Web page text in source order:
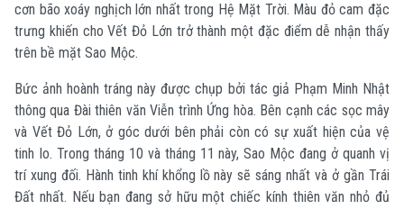
cơn bão xoáy nghịch lớn nhất trong Hệ Mặt Trời. Màu đỏ cam đặc
trưng khiến cho Vết Đỏ Lớn trở thành một đặc điểm dễ nhận thấy
trên bề mặt Sao Mộc.
Bức ảnh hoành tráng này được chụp bởi tác giả Phạm Minh Nhật
thông qua Đài thiên văn Viễn trình Ứng hòa. Bên cạnh các sọc mây
và Vết Đỏ Lớn, ở góc dưới bên phải còn có sự xuất hiện của vệ
tinh Io. Trong tháng 10 và tháng 11 này, Sao Mộc đang ở quanh vị
trí xung đối. Hành tinh khí khổng lồ này sẽ sáng nhất và ở gần Trái
Đất nhất. Nếu bạn đang sở hữu một chiếc kính thiên văn nhỏ đủ